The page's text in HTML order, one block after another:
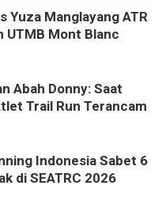
Yuza Manglayang ATR
UTMB Mont Blanc
Abah Donny: Saat
Trail Run Terancam
Indonesia Sabet 6
di SEATRC 2026